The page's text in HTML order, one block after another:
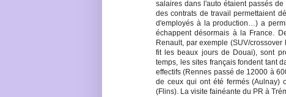
salaires dans l'auto étaient passés
des contrats de travail permettaient
d'employés à la production…) a
échappent désormais à la France.
Renault, par exemple (SUV/
fit les beaux jours de Douai), sont
temps, les sites français fondent tant
effectifs (Rennes passé de 12000 à
de ceux qui ont été fermés (Aulnay)
(Flins). La visite fainéante du PR à